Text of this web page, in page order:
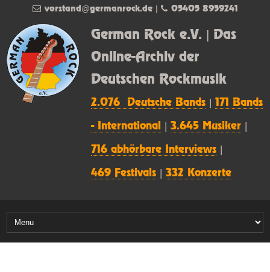
German Rock e.V. | Das
Online-Archiv der
Deutschen Rockmusik
2.076 Deutsche Bands |171 Bands
- International |3.645 Musiker
716 abhörbare Interviews
469 Festivals |332 Konzerte
vorstand@germanrock.de| 05405 8959241